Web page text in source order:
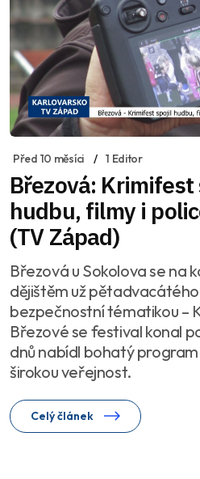
Před 10 měsíci 1 Editor
Březová:
hudbu, filmy i
(TV Západ)
Březová u Sokolova se na
dějištěm už
bezpečnostní tématikou –
Březové se festival konal
dnů nabídl bohatý
širokou veřejnost.
Celý článek